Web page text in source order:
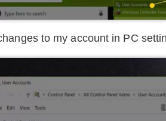
to my account in PC